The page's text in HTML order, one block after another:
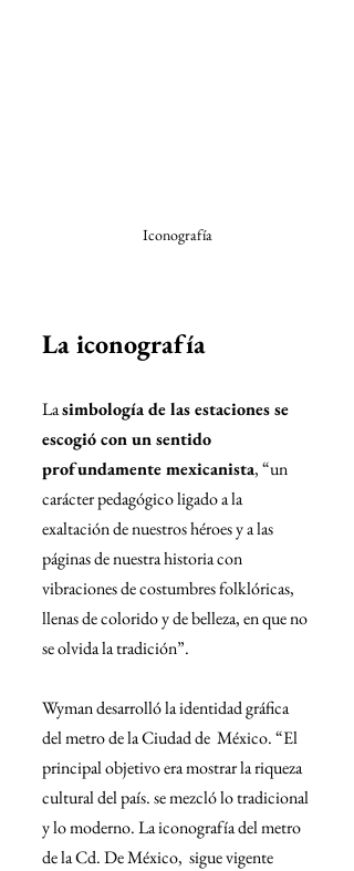
Iconografía
La iconografía
La simbología de las estaciones se
escogió con un sentido
profundamente mexicanista, “un
carácter pedagógico ligado a la
exaltación de nuestros héroes y a las
páginas de nuestra historia con
vibraciones de costumbres folklóricas,
llenas de colorido y de belleza, en que no
se olvida la tradición”.
Wyman desarrolló la identidad gráfica
del metro de la Ciudad de  México. “El
principal objetivo era mostrar la riqueza
cultural del país. se mezcló lo tradicional
y lo moderno. La iconografía del metro
de la Cd. De México,  sigue vigente